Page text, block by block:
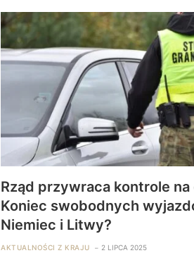
Rząd przywraca kontrole
Koniec swobodnych
Niemiec i Litwy?
AKTUALNOŚCI Z KRAJU 2 LIPCA 2025